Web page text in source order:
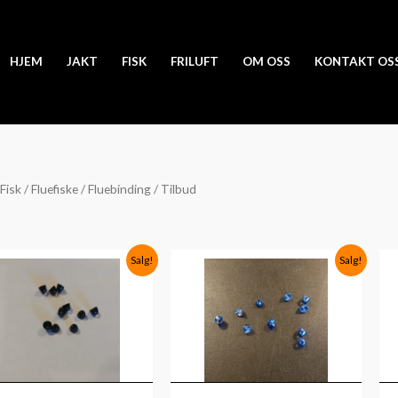
HJEM JAKT FISK FRILUFT OM OSS KONTAKT
Fisk/Fluefiske/Fluebinding/ Tilbud
Salg!
Opprinnelig
Nåværende
er:
kr30.
Salg!
Opprinnelig
var:
Nåværende
kr30.